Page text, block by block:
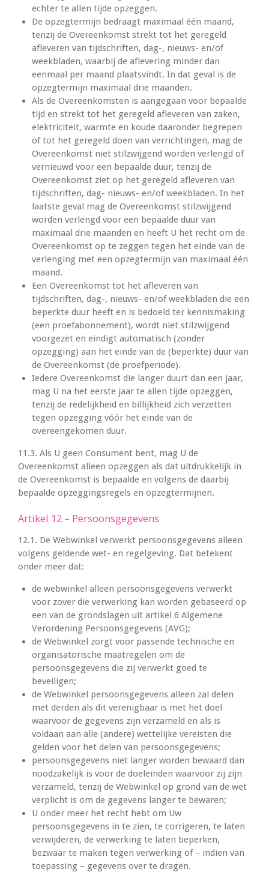
echter te allen tijde opzeggen.
De opzegtermijn bedraagt maximaal één maand,
tenzij de Overeenkomst strekt tot het geregeld
afleveren van tijdschriften, dag-, nieuws- en/of
weekbladen, waarbij de aflevering minder dan
eenmaal per maand plaatsvindt. In dat geval is de
opzegtermijn maximaal drie maanden.
Als de Overeenkomsten is aangegaan voor bepaalde
tijd en strekt tot het geregeld afleveren van zaken,
elektriciteit, warmte en koude daaronder begrepen
of tot het geregeld doen van verrichtingen, mag de
Overeenkomst niet stilzwijgend worden verlengd of
vernieuwd voor een bepaalde duur, tenzij de
Overeenkomst ziet op het geregeld afleveren van
tijdschriften, dag- nieuws- en/of weekbladen. In het
laatste geval mag de Overeenkomst stilzwijgend
worden verlengd voor een bepaalde duur van
maximaal drie maanden en heeft U het recht om de
Overeenkomst op te zeggen tegen het einde van de
verlenging met een opzegtermijn van maximaal één
maand.
Een Overeenkomst tot het afleveren van
tijdschriften, dag-, nieuws- en/of weekbladen die een
beperkte duur heeft en is bedoeld ter kennismaking
(een proefabonnement), wordt niet stilzwijgend
voorgezet en eindigt automatisch (zonder
opzegging) aan het einde van de (beperkte) duur van
de Overeenkomst (de proefperiode).
Iedere Overeenkomst die langer duurt dan een jaar,
mag U na het eerste jaar te allen tijde opzeggen,
tenzij de redelijkheid en billijkheid zich verzetten
tegen opzegging vóór het einde van de
overeengekomen duur.
11.3. Als U geen Consument bent, mag U de
Overeenkomst alleen opzeggen als dat uitdrukkelijk in
de Overeenkomst is bepaalde en volgens de daarbij
bepaalde opzeggingsregels en opzegtermijnen.
Artikel 12 – Persoonsgegevens
12.1. De Webwinkel verwerkt persoonsgegevens alleen
volgens geldende wet- en regelgeving. Dat betekent
onder meer dat:
de webwinkel alleen persoonsgegevens verwerkt
voor zover die verwerking kan worden gebaseerd op
een van de grondslagen uit artikel 6 Algemene
Verordening Persoonsgegevens (AVG);
de Webwinkel zorgt voor passende technische en
organisatorische maatregelen om de
persoonsgegevens die zij verwerkt goed te
beveiligen;
de Webwinkel persoonsgegevens alleen zal delen
met derden als dit verenigbaar is met het doel
waarvoor de gegevens zijn verzameld en als is
voldaan aan alle (andere) wettelijke vereisten die
gelden voor het delen van persoonsgegevens;
persoonsgegevens niet langer worden bewaard dan
noodzakelijk is voor de doeleinden waarvoor zij zijn
verzameld, tenzij de Webwinkel op grond van de wet
verplicht is om de gegevens langer te bewaren;
U onder meer het recht hebt om Uw
persoonsgegevens in te zien, te corrigeren, te laten
verwijderen, de verwerking te laten beperken,
bezwaar te maken tegen verwerking of – indien van
toepassing – gegevens over te dragen.